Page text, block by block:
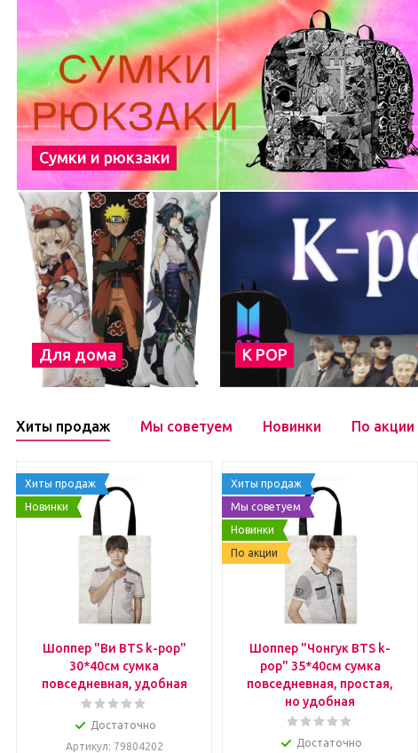
Сумки и рюкзаки
Для дома К POP
Хиты продаж Мы советуем Новинки По акции
Хиты продаж
Новинки
Шоппер "Ви BTS k-pop"
30*40см сумка
повседневная, удобная
Достаточно
Артикул: 79804202
Хиты продаж
Мы советуем
Новинки
По акции
Шоппер "Чонгук BTS k-
pop" 35*40см сумка
повседневная, простая,
но удобная
Достаточно